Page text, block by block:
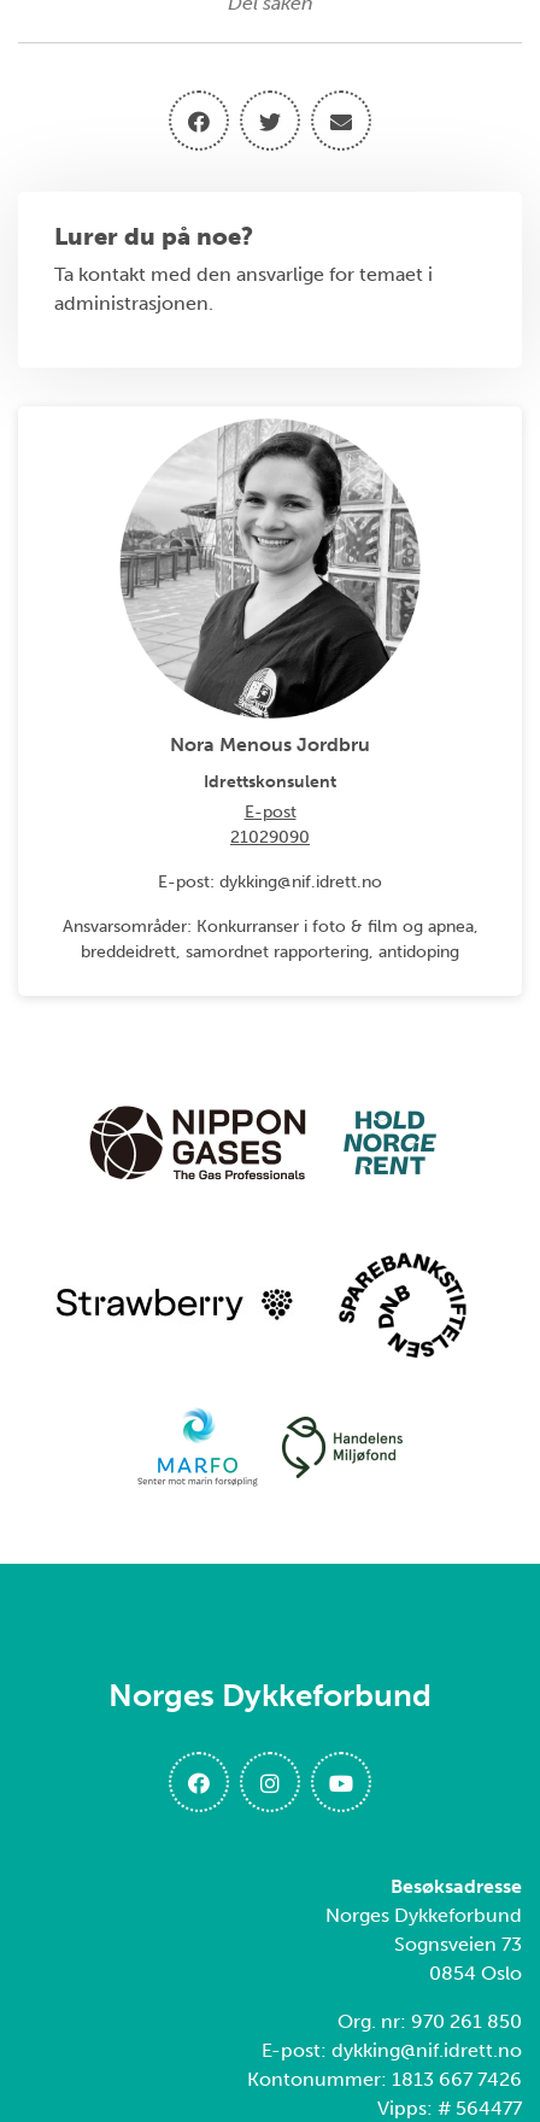
Lurer du på noe?
Ta kontakt med den ansvarlige for temaet i
administrasjonen.
Nora Menous Jordbru
Idrettskonsulent
E-post
21029090
E-post: dykking@nif.idrett.no
Ansvarsområder: Konkurranser i foto & film og apnea,
breddeidrett, samordnet rapportering, antidoping
Norges Dykkeforbund
Besøksadresse
Norges Dykkeforbund
Sognsveien 73
0854 Oslo
Org. nr: 970 261 850
E-post: dykking@nif.idrett.no
Kontonummer: 1813 667 7426
Vipps: # 564477